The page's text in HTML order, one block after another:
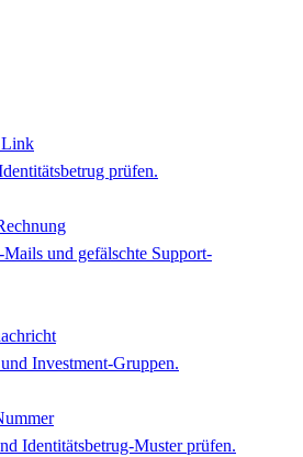
Link
prüfen.
und gefälschte Support-
Investment-Gruppen.
Identitätsbetrug-Muster prüfen.